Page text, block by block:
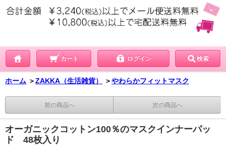
カート ログイン 検索
ホーム ＞ZAKKA（生活雑貨） ＞やわらかフィットマスク
前の商品へ 次の商品へ
オーガニックコットン100％のマスクインナーパッ
ド 48枚入り